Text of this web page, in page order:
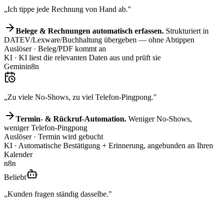
„Ich tippe jede Rechnung von Hand ab."
Belege & Rechnungen automatisch erfassen. Strukturiert in
DATEV/Lexware/Buchhaltung übergeben — ohne Abtippen
Auslöser· Beleg/PDF kommt an
KI · KI liest die relevanten Daten aus und prüft sie
Geminin8n
„Zu viele No-Shows, zu viel Telefon-Pingpong."
Termin- & Rückruf-Automation. Weniger No-Shows,
weniger Telefon-Pingpong
Auslöser· Termin wird gebucht
KI · Automatische Bestätigung + Erinnerung, angebunden an Ihren
Kalender
n8n
Beliebt
„Kunden fragen ständig dasselbe."